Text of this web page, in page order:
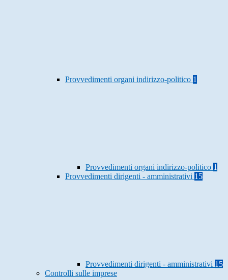
Provvedimenti organi indirizzo-politico 1
Provvedimenti organi indirizzo-politico 1
Provvedimenti dirigenti - amministrativi 15
Provvedimenti dirigenti - amministrativi 15
Controlli sulle imprese